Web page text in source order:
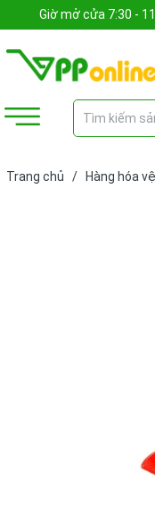
Giờ mở cửa 7:30 -
Trang chủ / Hàng hóa